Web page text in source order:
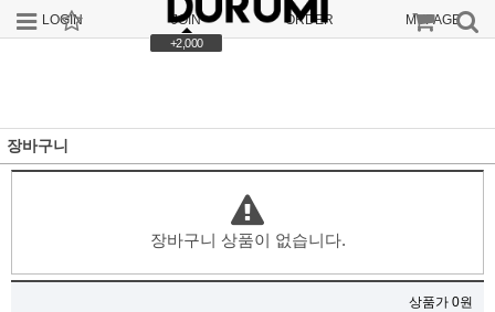
LOGIN JOIN
+2,000
ORDER MYPAGE
장바구니
장바구니 상품이 없습니다.
상품가 0원